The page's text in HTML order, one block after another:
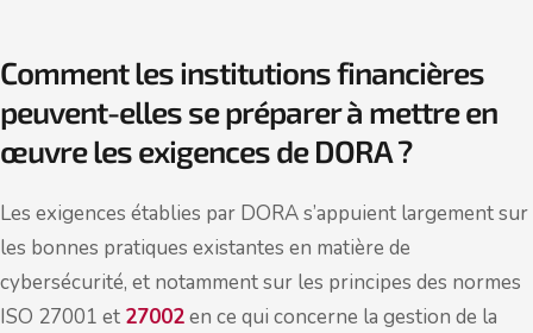
Comment les institutions financières
peuvent-elles se préparer à mettre en
œuvre les exigences de DORA ?
Les exigences établies par DORA s’appuient largement sur
les bonnes pratiques existantes en matière de
cybersécurité, et notamment sur les principes des normes
ISO 27001 et 27002en ce qui concerne la gestion de la